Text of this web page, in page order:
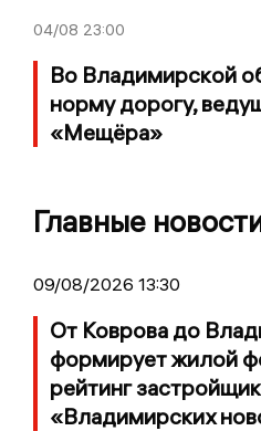
04/08 23:00
Во Владимирской
норму дорогу,
«Мещёра»
Главные
09/08/2026 13:30
От Коврова до
формирует жилой
рейтинг
«Владимирских